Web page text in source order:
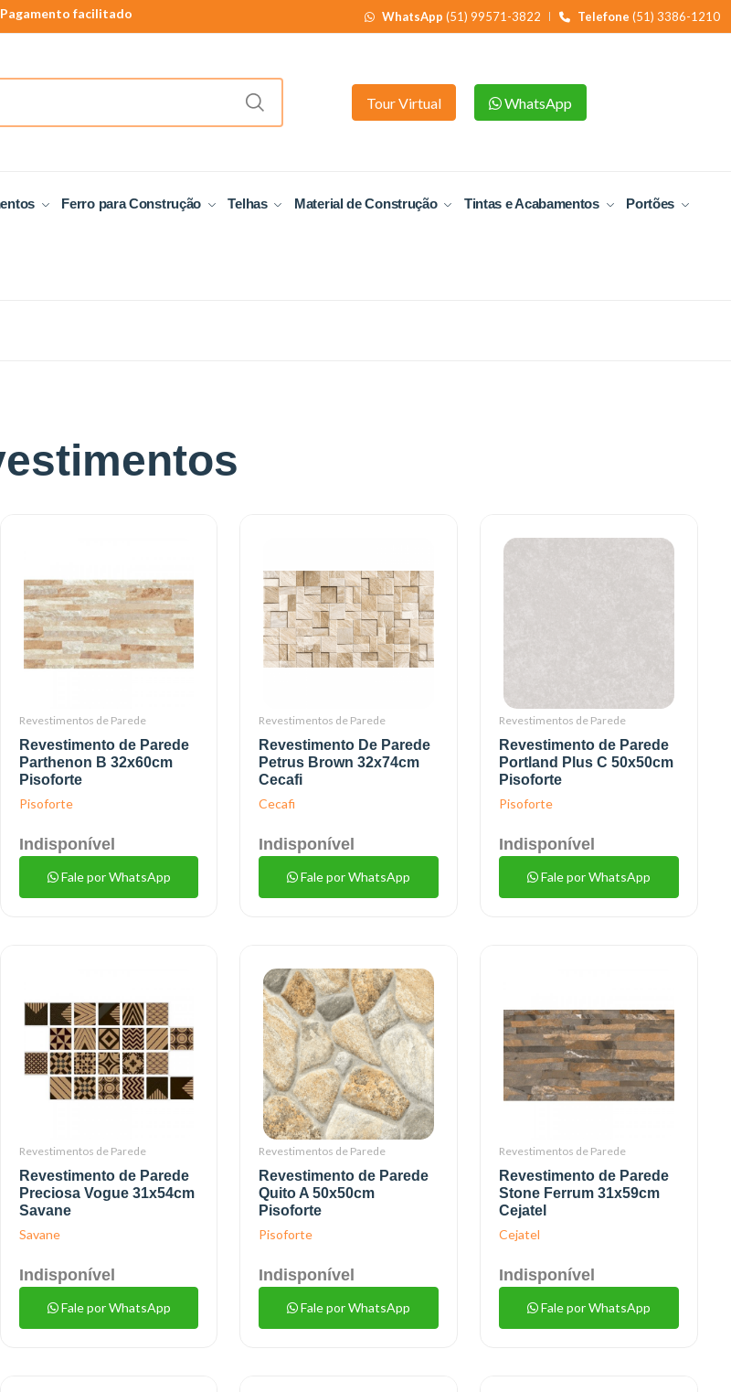
Pagamento facilitado
WhatsApp (51) 99571-3822 Telefone (51) 3386-1210
Tour Virtual WhatsApp
Ferro para Construção Telhas Material de Construção Tintas e Acabamentos Portões
Revestimentos de Parede
Revestimento de Parede
Parthenon B 32x60cm
Pisoforte
Pisoforte
Indisponível
Fale por WhatsApp
Revestimentos de Parede
Revestimento De Parede
Petrus Brown 32x74cm
Cecafi
Cecafi
Indisponível
Fale por WhatsApp
Revestimentos de Parede
Revestimento de Parede
Portland Plus C 50x50cm
Pisoforte
Pisoforte
Indisponível
Fale por WhatsApp
Revestimentos de Parede
Revestimento de Parede
Preciosa Vogue 31x54cm
Savane
Savane
Indisponível
Fale por WhatsApp
Revestimentos de Parede
Revestimento de Parede
Quito A 50x50cm
Pisoforte
Pisoforte
Indisponível
Fale por WhatsApp
Revestimentos de Parede
Revestimento de Parede
Stone Ferrum 31x59cm
Cejatel
Cejatel
Indisponível
Fale por WhatsApp